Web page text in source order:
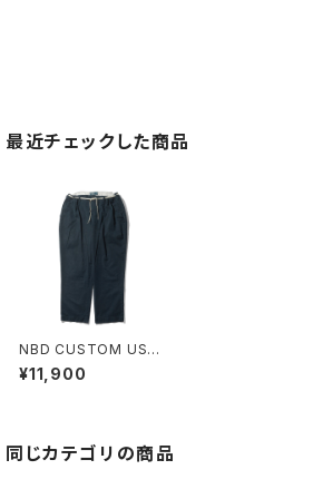
最近チェックした商品
NBD CUSTOM USE
D Ralph Lauren Chin
o Pant I
¥11,900
同じカテゴリの商品